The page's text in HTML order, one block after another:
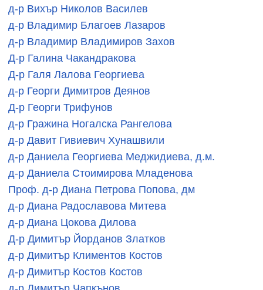
д-р Вихър Николов Василев
д-р Владимир Благоев Лазаров
д-р Владимир Владимиров Захов
Д-р Галина Чакандракова
Д-р Галя Лалова Георгиева
д-р Георги Димитров Деянов
Д-р Георги Трифунов
д-р Гражина Ногалска Рангелова
д-р Давит Гивиевич Хунашвили
д-р Даниела Георгиева Меджидиева, д.м.
д-р Даниела Стоимирова Младенова
Проф. д-р Диана Петрова Попова, дм
д-р Диана Радославова Митева
д-р Диана Цокова Дилова
Д-р Димитър Йорданов Златков
д-р Димитър Климентов Костов
д-р Димитър Костов Костов